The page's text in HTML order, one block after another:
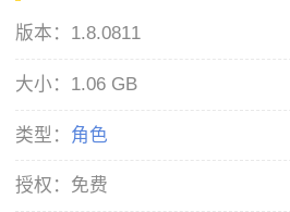
版本： 1.8.0811
大小： 1.06 GB
类型： 角色
授权： 免费